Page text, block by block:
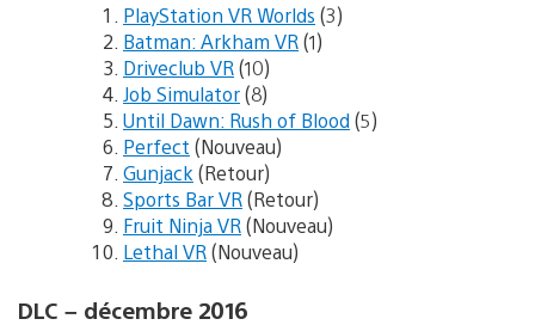
PlayStation VR Worlds (3)
Batman: Arkham VR(1)
Driveclub VR(10)
Job Simulator(8)
Until Dawn: Rush of Blood (5)
Perfect (Nouveau)
Gunjack (Retour)
Sports Bar VR(Retour)
Fruit Ninja VR(Nouveau)
Lethal VR(Nouveau)
DLC – décembre 2016